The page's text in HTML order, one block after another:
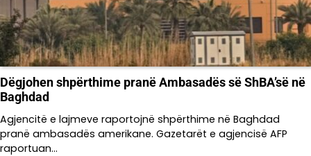
Dëgjohen shpërthime pranë Ambasadës së ShBA’së në
Baghdad
Agjencitë e lajmeve raportojnë shpërthime në Baghdad
pranë ambasadës amerikane. Gazetarët e agjencisë AFP
raportuan…